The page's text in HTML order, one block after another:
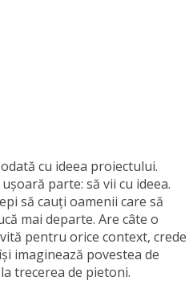
cu ideea proiectului.
parte: să vii cu ideea.
să cauți oamenii care să
mai departe. Are câte o
pentru orice context, crede
imaginează povestea de
trecerea de pietoni.